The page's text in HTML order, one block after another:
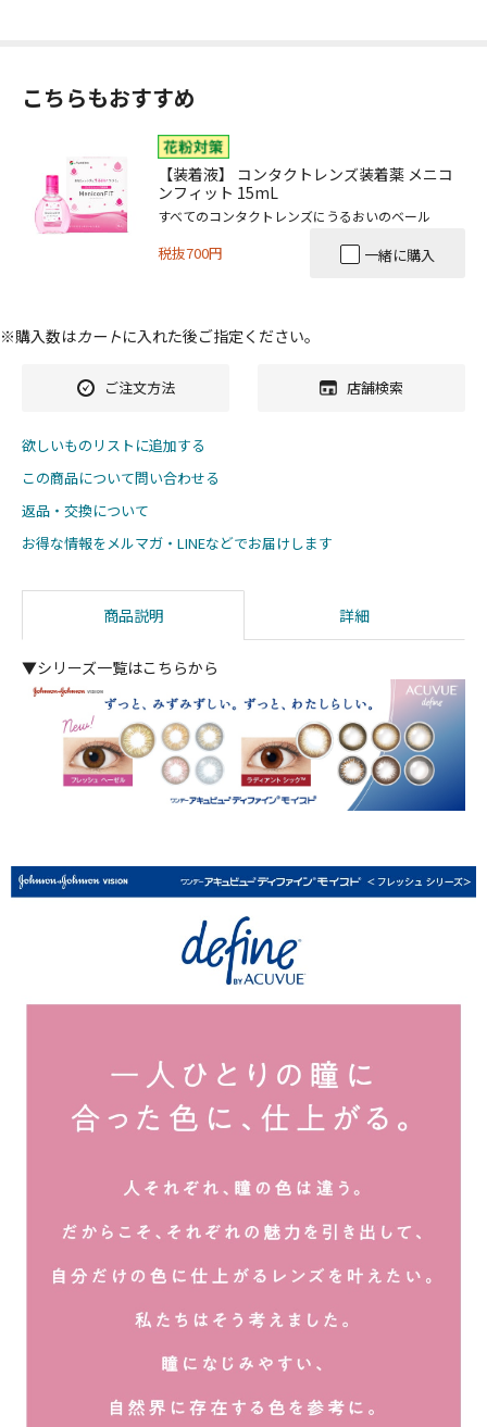
こちらもおすすめ
【装着液】 コンタクトレンズ装着薬 メニコ
ンフィット 15mL
すべてのコンタクトレンズにうるおいのベール
税抜700円 一緒に購入
※購入数はカートに入れた後ご指定ください。
ご注文方法 店舗検索
欲しいものリストに追加する
この商品について問い合わせる
返品・交換について
お得な情報をメルマガ・LINEなどでお届けします
商品説明 詳細
▼シリーズ一覧はこちらから